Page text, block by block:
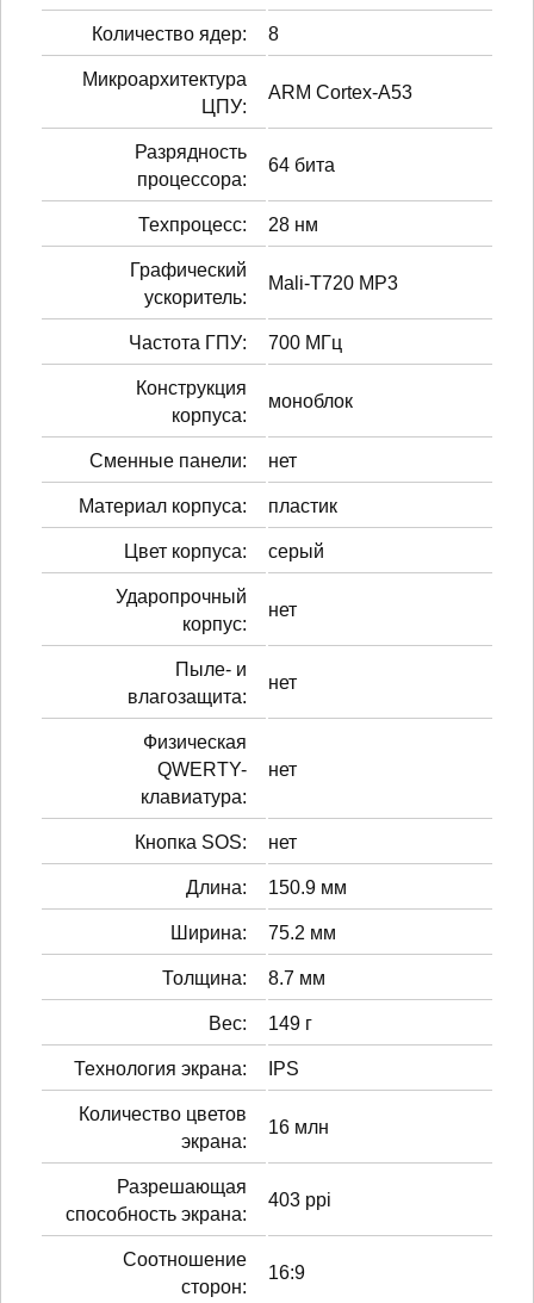
Количество ядер: 8
Микроархитектура
ЦПУ:
ARM Cortex-A53
Разрядность
процессора:
64 бита
Техпроцесс: 28 нм
Графический
ускоритель:
Mali-T720 MP3
Частота ГПУ: 700 МГц
Конструкция
корпуса:
моноблок
Сменные панели: нет
Материал корпуса: пластик
Цвет корпуса: серый
Ударопрочный
корпус:
нет
Пыле- и
влагозащита:
нет
Физическая
QWERTY-
клавиатура:
нет
Кнопка SOS: нет
Длина: 150.9 мм
Ширина: 75.2 мм
Толщина: 8.7 мм
Вес: 149 г
Технология экрана: IPS
Количество цветов
экрана:
16 млн
Разрешающая
способность экрана:
403 ppi
Соотношение
сторон:
16:9